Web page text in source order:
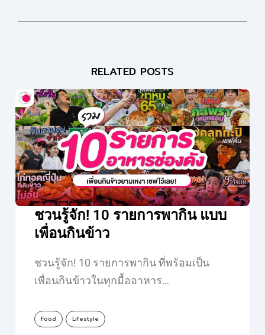
RELATED POSTS
ชวนรู้จัก! 10 รายการพากิน แบบ
เพื่อนกินข้าว
ชวนรู้จัก! 10 รายการพากิน ที่พร้อมเป็น
เพื่อนกินข้าวในทุกมื้ออาหาร…
Food Lifestyle